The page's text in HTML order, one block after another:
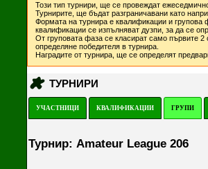
Този тип турнири, ще се провеждат
Турнирите, ще бъдат разграничавани като
Формата на турнира е квалификации и
квалификации се изпълняват дузпи, за да се
От груповата фаза се класират само първите
определяне победителя в турнира.
Наградите от турнира, ще се определят
ТУРНИРИ
УЧАСТНИЦИ КВАЛИФИКАЦИИ ГРУПИ
Турнир: Amateur League 206